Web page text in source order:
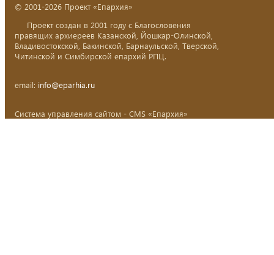
© 2001-2026 Проект «Епархия»
Проект создан в 2001 году с Благословения
правящих архиереев Казанской, Йошкар-Олинской,
Владивостокской, Бакинской, Барнаульской, Тверской,
Читинской и Симбирской епархий РПЦ.
email: info@eparhia.ru
Система управления сайтом - CMS «Епархия»